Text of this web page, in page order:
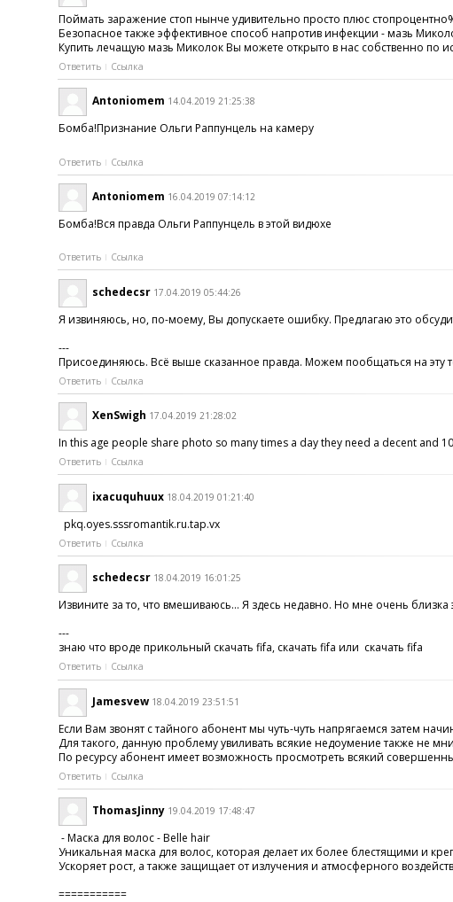
Поймать заражение стоп нынче удивительно просто плюс
Безопасное также эффективное способ напротив инфекции - мазь
Купить лечащую мазь Миколок Вы можете открыто в нас собственно по
Ответить Ссылка
Antoniomem 14.04.2019 21:25:38
Бомба!Признание Ольги Раппунцель на камеру
Ответить Ссылка
Antoniomem 16.04.2019 07:14:12
Бомба!Вся правда Ольги Раппунцель в этой видюхе
Ответить Ссылка
schedecsr 17.04.2019 05:44:26
Я извиняюсь, но, по-моему, Вы допускаете ошибку. Предлагаю это
---
Присоединяюсь. Всё выше сказанное правда. Можем пообщаться на эту
Ответить Ссылка
XenSwigh 17.04.2019 21:28:02
In this age people share photo so many times a day they need a decent
Ответить Ссылка
ixacuquhuux 18.04.2019 01:21:40
pkq.oyes.sssromantik.ru.tap.vx
Ответить Ссылка
schedecsr 18.04.2019 16:01:25
Извините за то, что вмешиваюсь… Я здесь недавно. Но мне очень близка
---
знаю что вроде прикольный скачать fifa, скачать fifa или скачать fifa
Ответить Ссылка
Jamesvew 18.04.2019 23:51:51
Если Вам звонят с тайного абонент мы чуть-чуть напрягаемся затем
Для такого, данную проблему увиливать всякие недоумение также не
По ресурсу абонент имеет возможность просмотреть всякий
Ответить Ссылка
ThomasJinny 19.04.2019 17:48:47
- Маска для волос - Belle hair
Уникальная маска для волос, которая делает их более блестящими и
Ускоряет рост, а также защищает от излучения и атмосферного
===========